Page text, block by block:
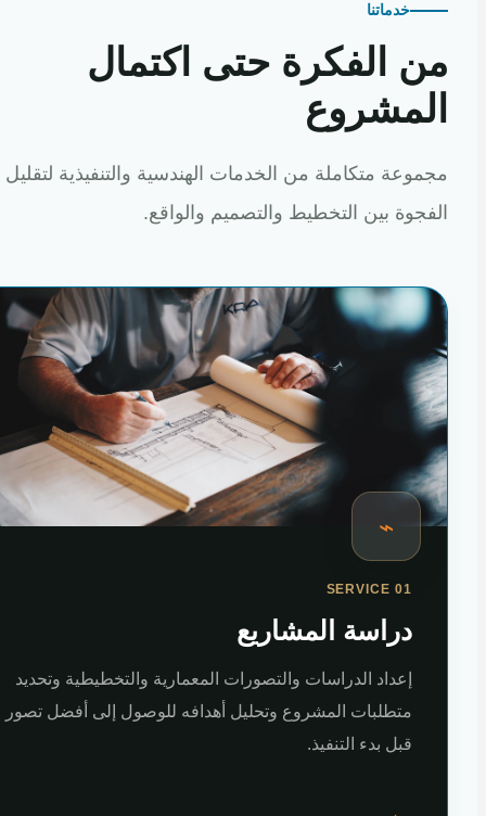
خدماتنا
الفكرة حتى اكتمال
متكاملة من الخدمات الهندسية والتنفيذية لتقليل
بين التخطيط والتصميم والواقع.
⌁
SERVICE 01
دراسة المشاريع
إعداد الدراسات والتصورات المعمارية والتخطيطية وتحديد
متطلبات المشروع وتحليل أهدافه للوصول إلى أفضل تصور
قبل بدء التنفيذ.